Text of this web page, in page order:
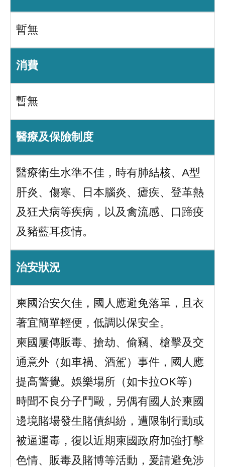
暫無
消費
暫無
醫療及保險制度
醫療衛生水準不佳，時有肺結核、A型
肝炎、傷寒、日本腦炎、瘧疾、登革熱
及狂犬病等疾病，以及禽流感、口蹄疫
及豬藍耳疫情。
治安狀況
柬國治安欠佳，國人應避免落單，且衣
著宜簡單輕便，低調以保安全。
柬國屢傳販毒、搶劫、偷竊、槍擊及交
通意外（如車禍、酒駕）事件，國人應
提高警覺。娛樂場所（如卡拉OK等）
時聞不良分子鬥毆，另偶有國人於柬國
邊境賭場發生賭債糾紛，遭限制行動或
被逼運毒，復以近期柬國政府加強打擊
色情、販毒及賭博等活動，爰請避免涉